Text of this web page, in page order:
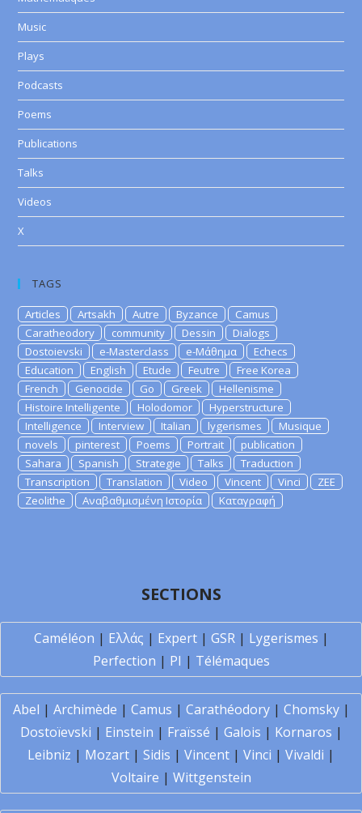
Music
Plays
Podcasts
Poems
Publications
Talks
Videos
X
TAGS
Articles Artsakh Autre Byzance
Camus
Caratheodory
community Dessin
Dialogs
Dostoievski
e-Masterclass e-Μάθημα
Echecs
Education
English Etude Feutre
Free Korea
French
Genocide Go Greek
Hellenisme
Histoire Intelligente
Holodomor
Hyperstructure
Intelligence
Interview Italian lygerismes
Musique
novels
pinterest Poems Portrait
publication
Sahara
Spanish Strategie Talks
Traduction
Transcription
Translation Video Vincent Vinci
ZEE
Zeolithe
Αναβαθμισμένη Ιστορία Καταγραφή
SECTIONS
Caméléon | Ελλάς | Expert| GSR| Lygerismes |
Perfection | PI | Télémaques
Abel | Archimède | Camus | Carathéodory| Chomsky|
Dostoïevski | Einstein | Fraïssé | Galois | Kornaros |
Leibniz | Mozart | Sidis | Vincent | Vinci | Vivaldi |
Voltaire | Wittgenstein